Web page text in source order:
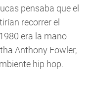
pensaba que el
recorrer el
era la mano
Anthony Fowler,
hip hop.